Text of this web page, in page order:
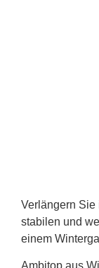
Verlängern Sie
stabilen und
einem